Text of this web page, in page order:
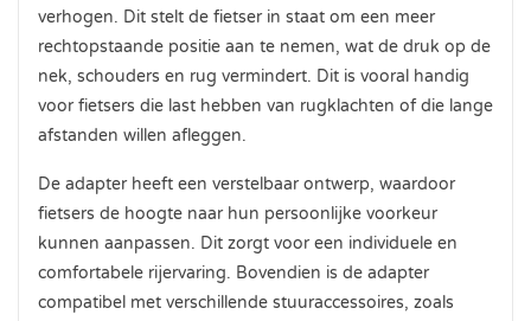
verhogen. Dit stelt de fietser in staat om een meer
rechtopstaande positie aan te nemen, wat de druk op de
nek, schouders en rug vermindert. Dit is vooral handig
voor fietsers die last hebben van rugklachten of die lange
afstanden willen afleggen.
De adapter heeft een verstelbaar ontwerp, waardoor
fietsers de hoogte naar hun persoonlijke voorkeur
kunnen aanpassen. Dit zorgt voor een individuele en
comfortabele rijervaring. Bovendien is de adapter
compatibel met verschillende stuuraccessoires, zoals